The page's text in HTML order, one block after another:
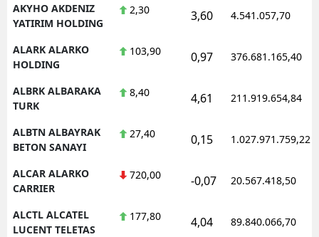
AKYHO AKDENIZ
YATIRIM HOLDING
2,30 3,60 4.541.057,70
ALARK ALARKO
HOLDING
103,90 0,97 376.681.165,40
ALBRK ALBARAKA
TURK
8,40 4,61 211.919.654,84
ALBTN ALBAYRAK
BETON SANAYI
27,40 0,15 1.027.971.759,22
ALCAR ALARKO
CARRIER
720,00 -0,07 20.567.418,50
ALCTL ALCATEL
LUCENT TELETAS
177,80 4,04 89.840.066,70